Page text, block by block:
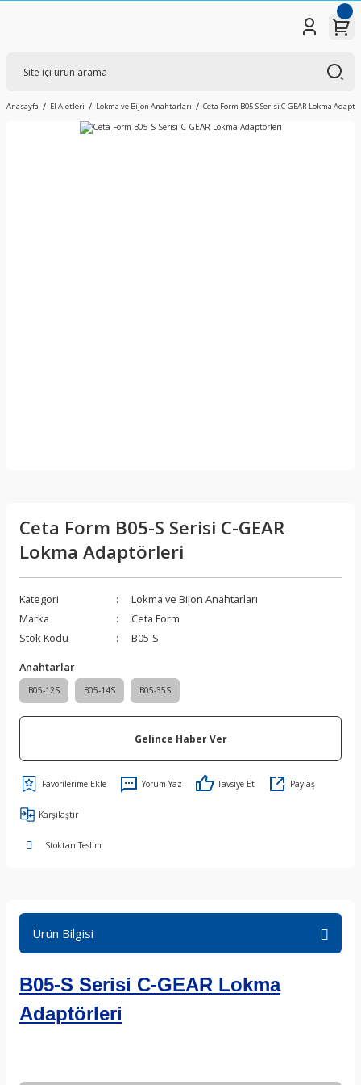
Anasayfa El Aletleri Lokma ve Bijon Anahtarları Ceta Form B05-S Serisi C-GEAR Lokma
Ceta Form B05-S Serisi C-GEAR
Lokma Adaptörleri
Kategori
Lokma ve Bijon Anahtarları
Marka
Ceta Form
Stok Kodu
B05-S
Anahtarlar
B05-12S B05-14S B05-35S
Gelince Haber Ver
Yorum Yaz Tavsiye Et Paylaş
Karşılaştır
Stoktan Teslim
Ürün Bilgisi
B05-S Serisi C-GEAR Lokma
Adaptörleri